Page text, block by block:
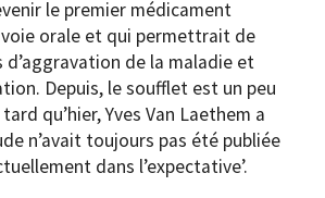
le premier médicament
orale et qui permettrait de
d’aggravation de la maladie et
Depuis, le soufflet est un peu
qu’hier, Yves Van Laethem a
n’avait toujours pas été publiée
dans l’expectative’.